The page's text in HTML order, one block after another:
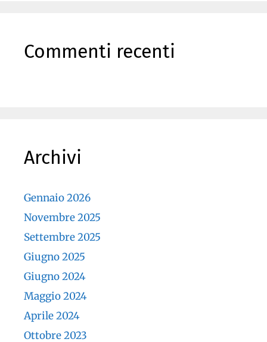
Commenti recenti
Archivi
Gennaio 2026
Novembre 2025
Settembre 2025
Giugno 2025
Giugno 2024
Maggio 2024
Aprile 2024
Ottobre 2023